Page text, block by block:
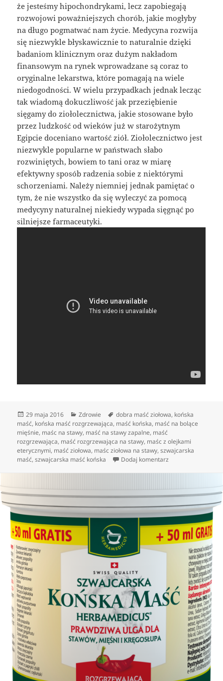
że jesteśmy hipochondrykami, lecz zapobiegają
rozwojowi poważniejszych chorób, jakie mogłyby
na długo pogmatwać nam życie. Medycyna rozwija
się niezwykle błyskawicznie to naturalnie dzięki
badaniom klinicznym oraz dużym nakładom
finansowym na rynek wprowadzane są coraz to
oryginalne lekarstwa, które pomagają na wiele
niedogodności. W wielu przypadkach jednak lecząc
tak wiadomą dokuczliwość jak przeziębienie
sięgamy do ziołolecznictwa, jakie stosowane było
przez ludzkość od wieków już w starożytnym
Egipcie doceniano wartość ziół. Ziołolecznictwo jest
niezwykle popularne w państwach słabo
rozwiniętych, bowiem to tani oraz w miarę
efektywny sposób radzenia sobie z niektórymi
schorzeniami. Należy niemniej jednak pamiętać o
tym, że nie wszystko da się wyleczyć za pomocą
medycyny naturalnej niekiedy wypada sięgnąć po
silniejsze farmaceutyki.
Data
publikacji
29 maja 2016 Kategorie
Zdrowie Tagi
dobra maść ziołowa, końska
maść, końska maść rozgrzewająca, maść końska, maść na bolące
mięśnie, maśc na stawy, maść na stawy zapalne, maść
rozgrzewająca, maść rozgrzewająca na stawy, maśc z olejkami
eterycznymi, maść ziołowa, maśc ziołowa na stawy,szwajcarska
maść,szwajcarska maść końska Dodaj komentarz